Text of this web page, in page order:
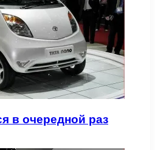
в очередной раз